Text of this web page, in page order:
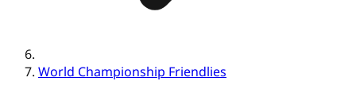
World Championship Friendlies